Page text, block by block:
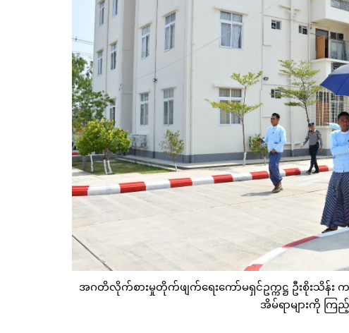
အဂတိလိုက်စားမှုတိုက်ဖျက်ရေးကော်မရှင်ဥက္ကဋ္ဌ ဦးစိုးသိန်း
အိမ်ရာများကို ကြည့်